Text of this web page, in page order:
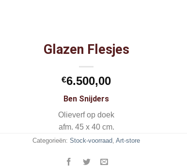
Glazen Flesjes
€6.500,00
Ben Snijders
Olieverf op doek
afm. 45 x 40 cm.
Categorieën: Stock-voorraad, Art-store